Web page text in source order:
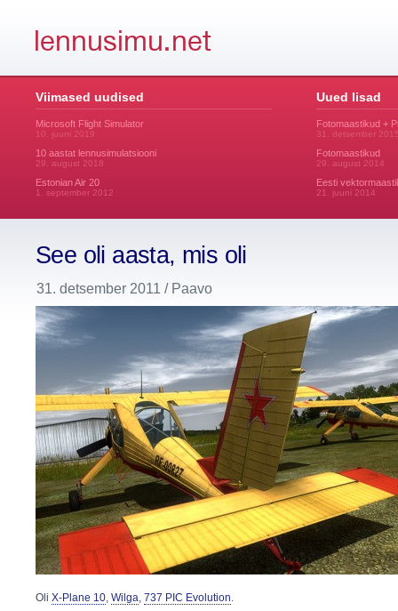
Viimased uudised
Microsoft Flight Simulator
10. juuni 2019
10 aastat lennusimulatsiooni
29. august 2018
Estonian Air 20
1. september 2012
Uued lisad
Fotomaastikud +
31. detsember
Fotomaastikud
29. august 2014
Eesti
21. juuni 2014
See oli aasta, mis oli
31. detsember 2011 / Paavo
Oli X-Plane 10, Wilga, 737 PIC Evolution.